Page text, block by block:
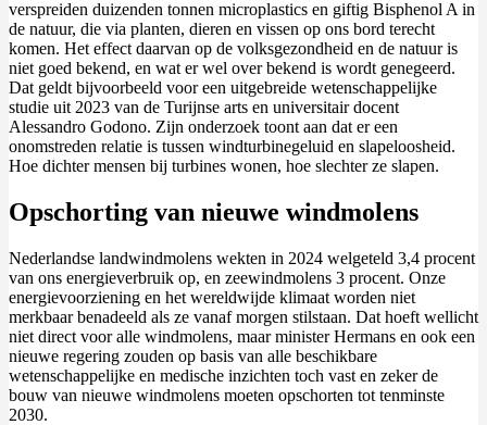
verspreiden duizenden tonnen microplastics en giftig Bisphenol A in
de natuur, die via planten, dieren en vissen op ons bord terecht
komen. Het effect daarvan op de volksgezondheid en de natuur is
niet goed bekend, en wat er wel over bekend is wordt genegeerd.
Dat geldt bijvoorbeeld voor een uitgebreide wetenschappelijke
studie uit 2023 van de Turijnse arts en universitair docent
Alessandro Godono. Zijn onderzoek toont aan dat er een
onomstreden relatie is tussen windturbinegeluid en slapeloosheid.
Hoe dichter mensen bij turbines wonen, hoe slechter ze slapen.
Opschorting van nieuwe windmolens
Nederlandse landwindmolens wekten in 2024 welgeteld 3,4 procent
van ons energieverbruik op, en zeewindmolens 3 procent. Onze
energievoorziening en het wereldwijde klimaat worden niet
merkbaar benadeeld als ze vanaf morgen stilstaan. Dat hoeft wellicht
niet direct voor alle windmolens, maar minister Hermans en ook een
nieuwe regering zouden op basis van alle beschikbare
wetenschappelijke en medische inzichten toch vast en zeker de
bouw van nieuwe windmolens moeten opschorten tot tenminste
2030.